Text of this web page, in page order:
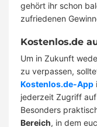
gehört ihr schon
zufriedenen
Kostenlos.de
Um in Zukunft
zu verpassen,
Kostenlos.de-App
jederzeit Zugriff
Besonders
Bereich, in dem